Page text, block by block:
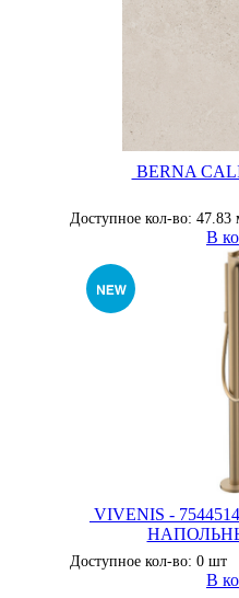
BERNA
Доступное кол-во: 47.83
В
VIVENIS -
Доступное кол-во: 0 шт
В